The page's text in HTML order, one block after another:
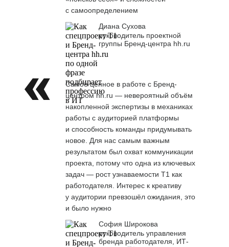
с самоопределением
Диана Сухова
руководитель проектной
группы Бренд-центра hh.ru
Самое ценное в работе с Бренд-
центром hh.ru — невероятный объём
накопленной экспертизы в механиках
работы с аудиторией платформы
и способность команды придумывать
новое. Для нас самым важным
результатом был охват коммуникации
проекта, потому что одна из ключевых
задач — рост узнаваемости Т1 как
работодателя. Интерес к креативу
у аудитории превзошёл ожидания, это
и было нужно
София Широкова
руководитель управления
бренда работодателя, ИТ-